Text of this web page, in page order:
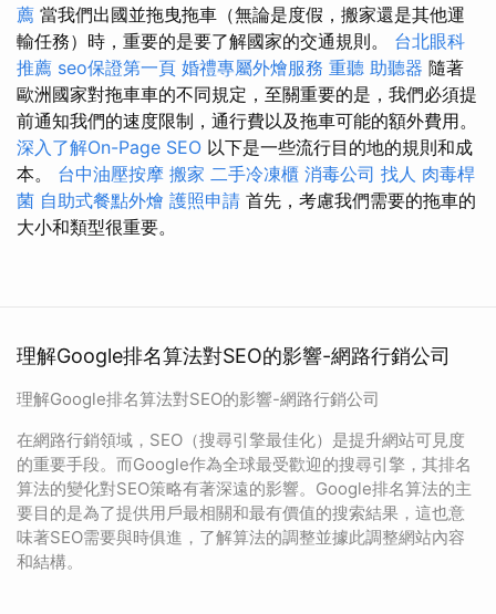
薦 當我們出國並拖曳拖車（無論是度假，搬家還是其他運
輸任務）時，重要的是要了解國家的交通規則。 台北眼科
推薦 seo保證第一頁 婚禮專屬外燴服務 重聽 助聽器 隨著
歐洲國家對拖車車的不同規定，至關重要的是，我們必須提
前通知我們的速度限制，通行費以及拖車可能的額外費用。
深入了解On-Page SEO 以下是一些流行目的地的規則和成
本。 台中油壓按摩 搬家 二手冷凍櫃 消毒公司 找人 肉毒桿
菌 自助式餐點外燴 護照申請 首先，考慮我們需要的拖車的
大小和類型很重要。
理解Google排名算法對SEO的影響-網路行銷公司
理解Google排名算法對SEO的影響-網路行銷公司
在網路行銷領域，SEO（搜尋引擎最佳化）是提升網站可見度
的重要手段。而Google作為全球最受歡迎的搜尋引擎，其排名
算法的變化對SEO策略有著深遠的影響。Google排名算法的主
要目的是為了提供用戶最相關和最有價值的搜索結果，這也意
味著SEO需要與時俱進，了解算法的調整並據此調整網站內容
和結構。